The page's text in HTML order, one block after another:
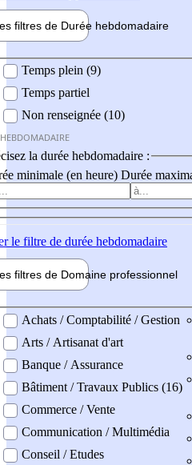
filtres de Durée hebdomadaire
Temps plein (9)
Temps partiel
Non renseignée (10)
la durée hebdomadaire :
minimale (en heure) Durée
le filtre de durée hebdomadaire
filtres de Domaine professionnel
professionel
Achats / Comptabilité / Gestion
Arts / Artisanat d'art
Banque / Assurance
Bâtiment / Travaux Publics (16)
Commerce / Vente
Communication / Multimédia
Conseil / Etudes